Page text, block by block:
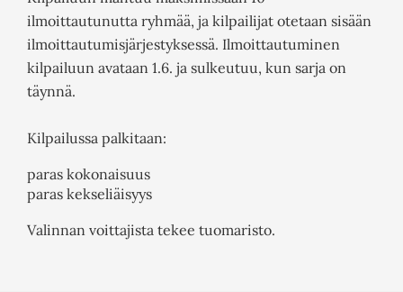
ilmoittautunutta ryhmää, ja kilpailijat otetaan sisään
ilmoittautumisjärjestyksessä. Ilmoittautuminen
kilpailuun avataan 1.6. ja sulkeutuu, kun sarja on
täynnä.
Kilpailussa palkitaan:
paras kokonaisuus
paras kekseliäisyys
Valinnan voittajista tekee tuomaristo.